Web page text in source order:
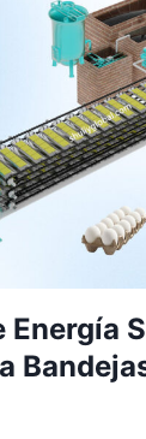
Energía